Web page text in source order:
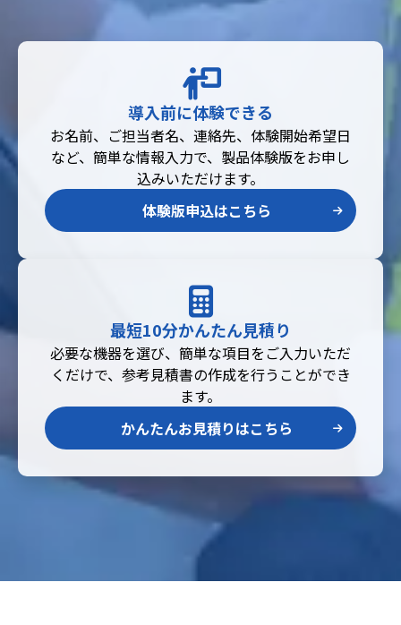
・黒球温度計
導入前に体験できる
お名前、ご担当者名、連絡先、体験開始希望日
など、簡単な情報入力で、製品体験版をお申し
込みいただけます。
体験版申込はこちら
最短10分かんたん見積り
必要な機器を選び、簡単な項目をご入力いただ
くだけで、参考見積書の作成を行うことができ
ます。
かんたんお見積りはこちら